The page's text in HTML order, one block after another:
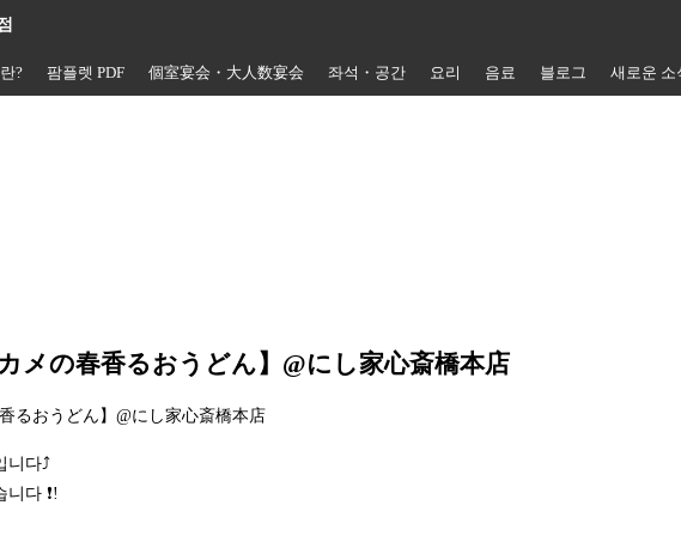
? 팜플렛 PDF 個室宴会・大人数宴会 좌석・공간 요리 음료 블로그 새로운 소
メの春香るおうどん】@にし家心斎橋本店
るおうどん】@にし家心斎橋本店
니다⤴️
다 ❗!